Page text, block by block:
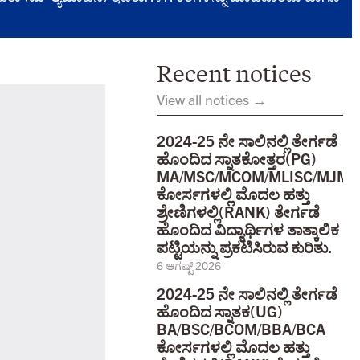
Recent notices
View all notices →
2024-25 ನೇ ಸಾಲಿನಲ್ಲಿ ತೇರ್ಗಡೆ
ಹೊಂದಿದ ಸ್ನಾತಕೋತ್ತರ(PG)
MA/MSC/MCOM/MLISC/
ಕೋರ್ಸಗಳಲ್ಲಿ ಮೊದಲ ಹತ್ತು
ಶ್ರೇಣಿಗಳಲ್ಲಿ(RANK) ತೇರ್ಗಡೆ
ಹೊಂದಿದ ವಿದ್ಯಾರ್ಥಿಗಳ ತಾತ್ಕಾಲಿಕ
ಪಟ್ಟಿಯನ್ನು ಪ್ರಕಟಿಸಿರುವ ಕುರಿತು.
6 ಆಗಷ್ಟ್ 2026
2024-25 ನೇ ಸಾಲಿನಲ್ಲಿ ತೇರ್ಗಡೆ
ಹೊಂದಿದ ಸ್ನಾತಕ(UG)
BA/BSC/BCOM/BBA/BCA
ಕೋರ್ಸಗಳಲ್ಲಿ ಮೊದಲ ಹತ್ತು